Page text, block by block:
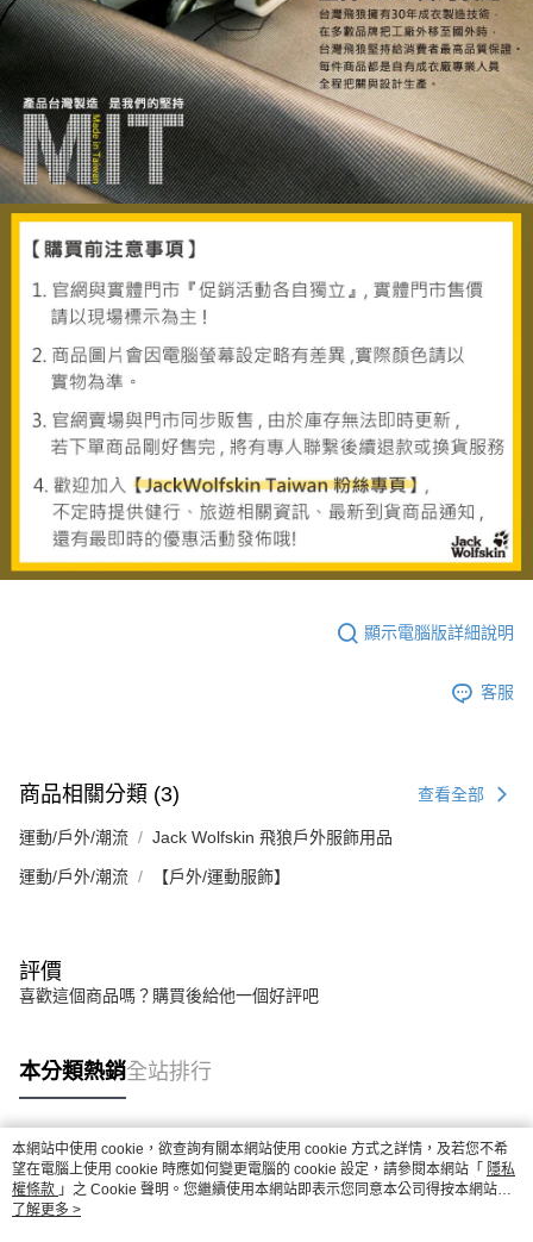
顯示電腦版詳細說明
客服
商品相關分類 (3) 查看全部
運動/戶外/潮流 Jack Wolfskin 飛狼戶外服飾用品
運動/戶外/潮流 【戶外/運動服飾】
評價
喜歡這個商品嗎？購買後給他一個好評吧
本分類熱銷全站排行
熱門標籤
本網站中使用 cookie，欲查詢有關本網站使用 cookie 方式之詳情，及若您不希
望在電腦上使用 cookie 時應如何變更電腦的 cookie 設定，請參閱本網站「 隱私
權條款 」之 Cookie 聲明。您繼續使用本網站即表示您同意本公司得按本網站使
用條款之 Cookie 聲明使用 cookie。
了解更多 >